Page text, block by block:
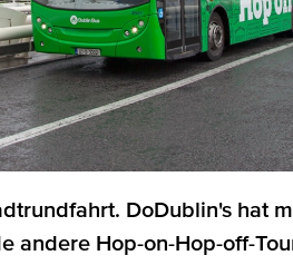
DoDublin's hat
andere Hop-on-Hop-off-